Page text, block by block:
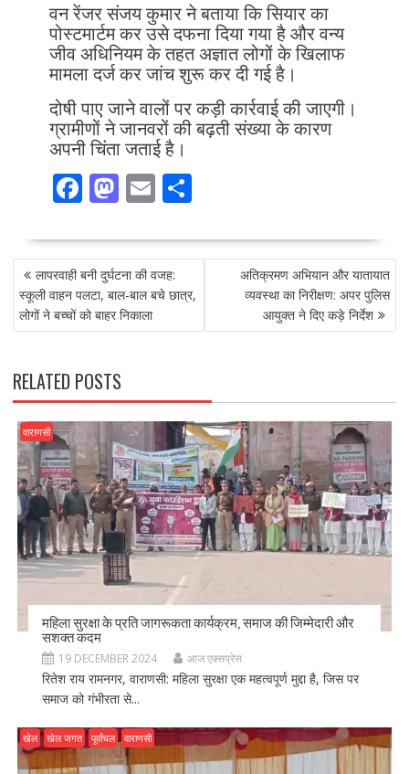
वन रेंजर संजय कुमार ने बताया कि सियार का
पोस्टमार्टम कर उसे दफना दिया गया है और वन्य
जीव अधिनियम के तहत अज्ञात लोगों के खिलाफ
मामला दर्ज कर जांच शुरू कर दी गई है।
दोषी पाए जाने वालों पर कड़ी कार्रवाई की जाएगी।
ग्रामीणों ने जानवरों की बढ़ती संख्या के कारण
अपनी चिंता जताई है।
F
e
b
o
o
k
M
to
d
o
n
E
ai
l
S
ar
POST
NAVIGATION
लापरवाही बनी दुर्घटना की वजह:
स्कूली वाहन पलटा, बाल-बाल बचे छात्र,
लोगों ने बच्चों को बाहर निकाला
अतिक्रमण अभियान और यातायात
व्यवस्था का निरीक्षण: अपर पुलिस
आयुक्त ने दिए कड़े निर्देश
RELATED POSTS
वाराणसी
महिला सुरक्षा के प्रति जागरूकता कार्यक्रम, समाज की जिम्मेदारी और
सशक्त कदम
19 DECEMBER 2024 आज एक्सप्रेस
रितेश राय रामनगर, वाराणसी: महिला सुरक्षा एक महत्वपूर्ण मुद्दा है, जिस पर
समाज को गंभीरता से...
खेल खेल जगत पूर्वांचल वाराणसी